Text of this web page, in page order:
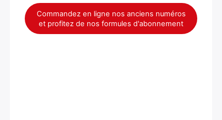
Commandez en ligne nos anciens numéros
et profitez de nos formules d'abonnement